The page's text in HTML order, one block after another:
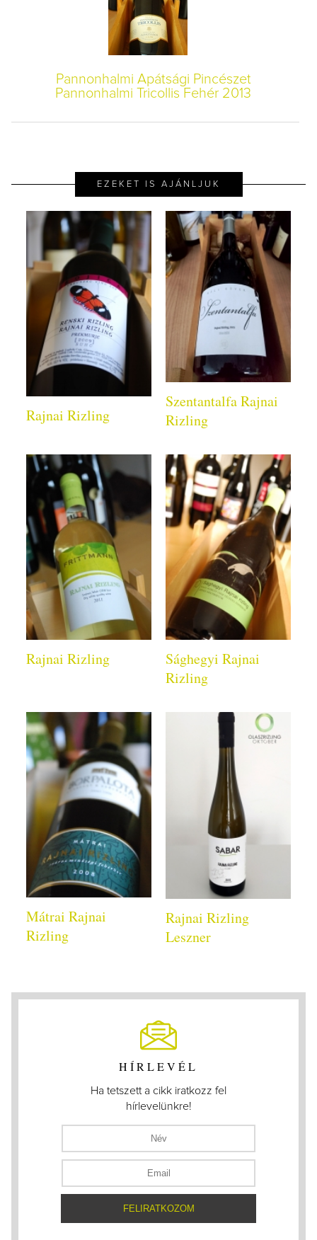
Pannonhalmi Apátsági Pincészet
Pannonhalmi Tricollis Fehér 2013
EZEKET IS AJÁNLJUK
Rajnai Rizling
Szentantalfa Rajnai
Rizling
Rajnai Rizling
Sághegyi Rajnai
Rizling
Mátrai Rajnai
Rizling
Rajnai Rizling
Leszner
HÍRLEVÉL
Ha tetszett a cikk iratkozz fel
hírlevelünkre!